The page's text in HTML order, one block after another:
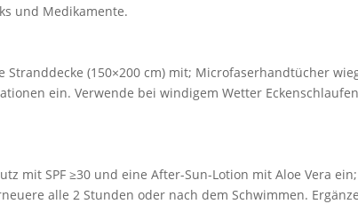
und Medikamente.
(150×200 cm) mit; Microfaserhandtücher
ein. Verwende bei windigem Wetter
mit SPF ≥30 und eine After-Sun-Lotion mit Aloe Vera
alle 2 Stunden oder nach dem Schwimmen.